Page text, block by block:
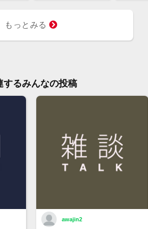
もっとみる
するみんなの投稿
awajin2